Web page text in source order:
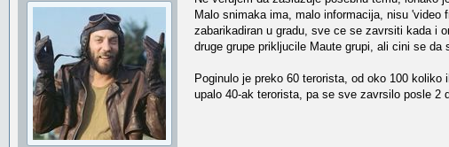
Malo snimaka ima, malo informacija, nisu
zabarikadiran u gradu, sve ce se zavrsiti kada i
druge grupe prikljucile Maute grupi, ali cini se
Poginulo je preko 60 terorista, od oko 100
upalo 40-ak terorista, pa se sve zavrsilo posle 2